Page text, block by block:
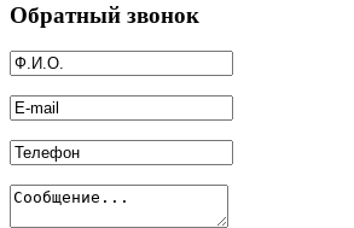
Обратный звонок